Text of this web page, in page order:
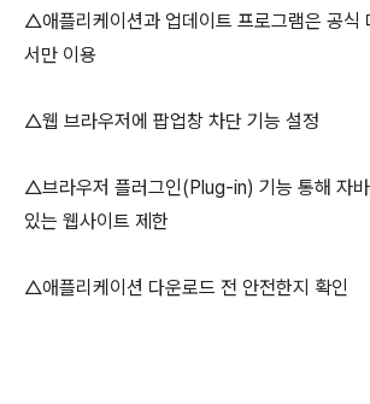
△애플리케이션과 업데이트 프로그램은 공식
서만 이용
△웹 브라우저에 팝업창 차단 기능 설정
△브라우저 플러그인(Plug-in) 기능 통해 자
있는 웹사이트 제한
△애플리케이션 다운로드 전 안전한지 확인